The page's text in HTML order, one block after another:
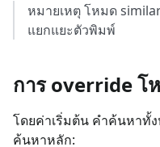
หมายเหตุ โหมด
แยกแยะตัวพิมพ์
การ override โ
โดยค่าเริ่มต้น คำค้นหาทั้
ค้นหาหลัก: